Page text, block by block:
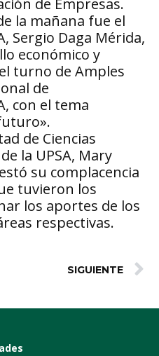
de Empresas.
la mañana fue el
Sergio Daga Mérida,
económico y
turno de Amples
de
con el tema
de Ciencias
la UPSA, Mary
su complacencia
tuvieron los
los aportes de los
respectivas.
SIGUIENTE